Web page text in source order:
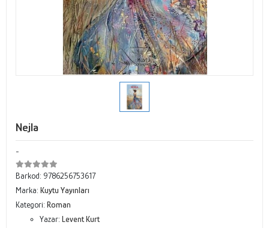
Nejla
-
Barkod: 9786256753617
Marka: Kuytu Yayınları
Kategori: Roman
Yazar: Levent Kurt